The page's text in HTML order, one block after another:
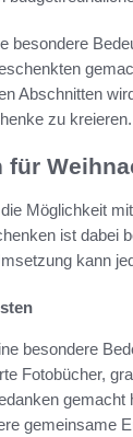
besondere
Abschnitten
zu kreieren.
für
Möglichkeit
ist dabei
kann
besondere
Fotobücher,
gemeinsame